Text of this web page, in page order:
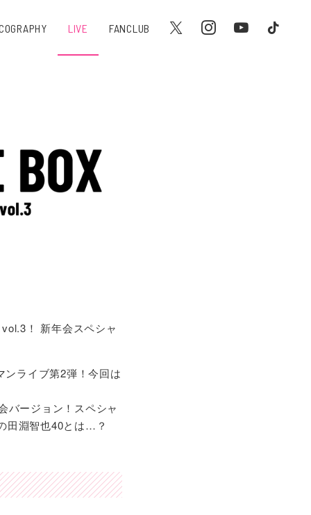
LIVE FANCLUB
！ 新年会スペシャ
ライブ第2弾！今回は
バージョン！スペシャ
田淵智也40とは…？